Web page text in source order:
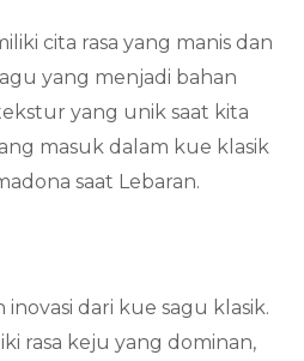
cita rasa yang manis dan
yang menjadi bahan
yang unik saat kita
masuk dalam kue klasik
saat Lebaran.
dari kue sagu klasik.
rasa keju yang dominan,